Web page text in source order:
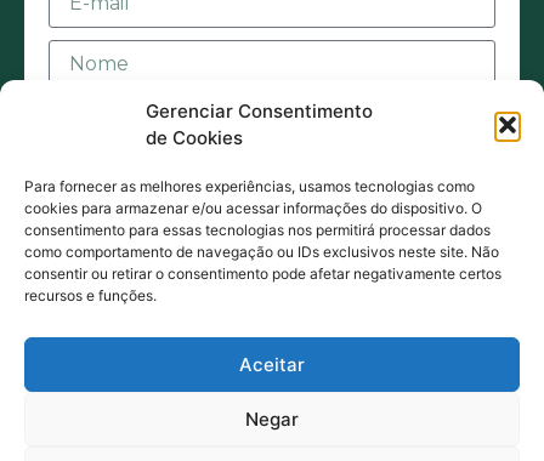
Gerenciar Consentimento
de Cookies
Para fornecer as melhores experiências, usamos tecnologias como
cookies para armazenar e/ou acessar informações do dispositivo. O
consentimento para essas tecnologias nos permitirá processar dados
como comportamento de navegação ou IDs exclusivos neste site. Não
consentir ou retirar o consentimento pode afetar negativamente certos
recursos e funções.
Aceitar
Negar
Aceito receber mensagens ou e-mails sejam
eles de contato ou promocionais. Também
estou de acordo com acordo com a Política
de Privacidade.
ENVIAR MENSAGEM